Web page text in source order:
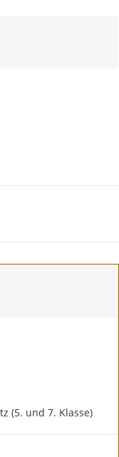
(5. und 7. Klasse)